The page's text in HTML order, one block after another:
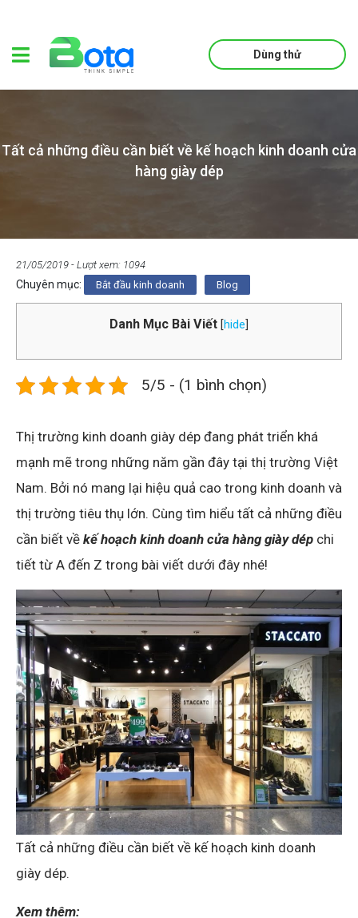
Dùng thử
Tất cả những điều cần biết về kế hoạch kinh doanh cửa
hàng giày dép
21/05/2019 - Lượt xem: 1094
Chuyên mục: Bắt đầu kinh doanh Blog
Danh Mục Bài Viết [hide
5/5 - (1 bình chọn)
Thị trường kinh doanh giày dép đang phát triển khá
mạnh mẽ trong những năm gần đây tại thị trường Việt
Nam. Bởi nó mang lại hiệu quả cao trong kinh doanh và
thị trường tiêu thụ lớn. Cùng tìm hiểu tất cả những điều
cần biết về kế hoạch kinh doanh cửa hàng giày dép chi
tiết từ A đến Z trong bài viết dưới đây nhé!
Tất cả những điều cần biết về kế hoạch kinh doanh
giày dép.
Xem thêm: